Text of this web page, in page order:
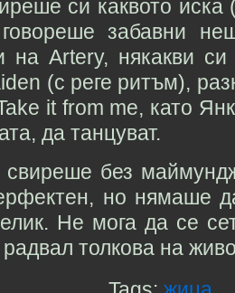
си каквото иска
забавни
на Artery, някакви си
(с реге ритъм),
it from me, като
да танцуват.
свиреше без
но нямаше
Не мога да се
толкова на